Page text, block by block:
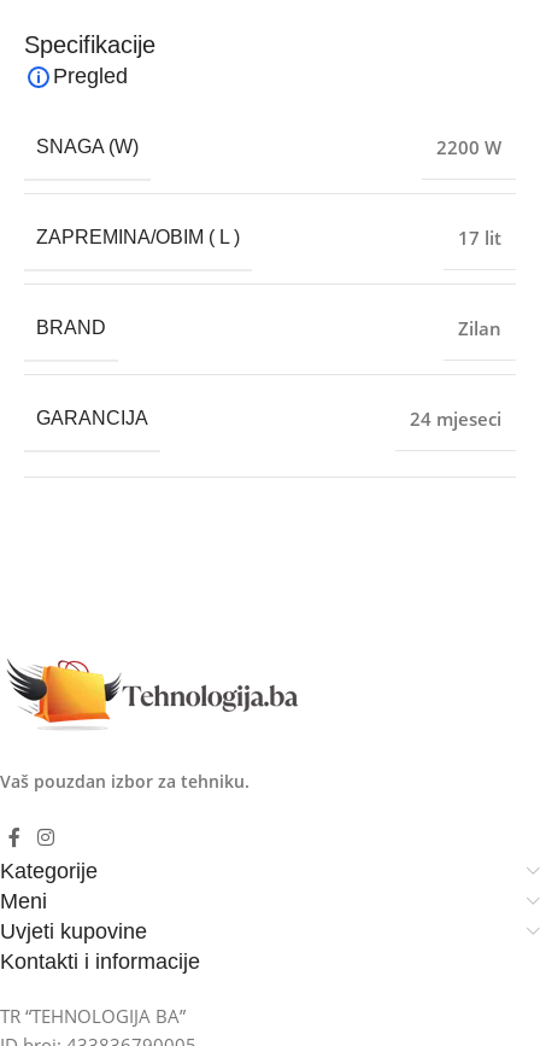
Specifikacije
Pregled
SNAGA (W) 2200 W
ZAPREMINA/OBIM ( L ) 17 lit
BRAND Zilan
GARANCIJA 24 mjeseci
Vaš pouzdan izbor za tehniku.
Kategorije
Meni
Uvjeti kupovine
Kontakti i informacije
TR “TEHNOLOGIJA BA”